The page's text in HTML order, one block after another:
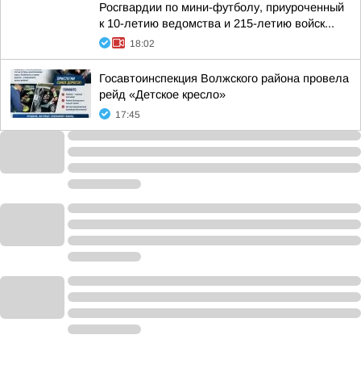
Росгвардии по мини-футболу, приуроченный
к 10-летию ведомства и 215-летию войск...
18:02
Госавтоинспекция Волжского района провела
рейд «Детское кресло»
17:45